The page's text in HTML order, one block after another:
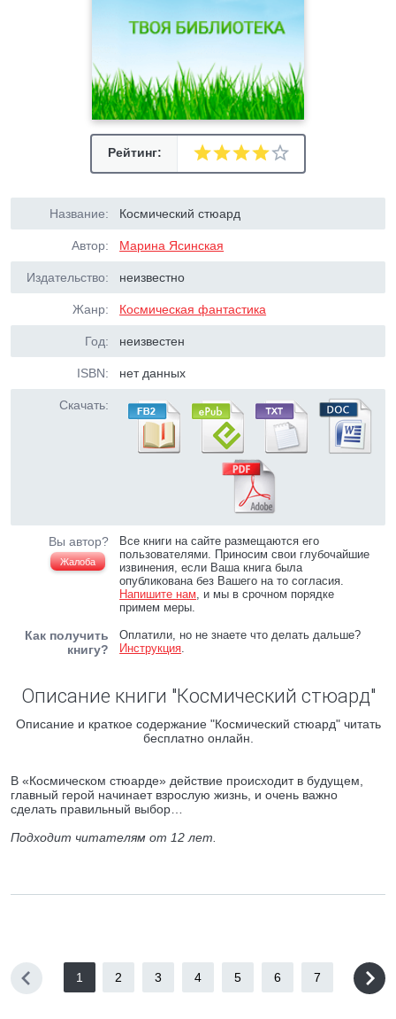
Рейтинг:
Название: Космический стюард
Автор: Марина Ясинская
Издательство: неизвестно
Жанр: Космическая фантастика
Год: неизвестен
ISBN: нет данных
Скачать:
Вы автор?
Жалоба
Все книги на сайте размещаются его
пользователями. Приносим свои глубочайшие
извинения, если Ваша книга была
опубликована без Вашего на то согласия.
Напишите нам, и мы в срочном порядке
примем меры.
Как получить
книгу?
Оплатили, но не знаете что делать дальше?
Инструкция.
Описание книги "Космический стюард"
Описание и краткое содержание "Космический стюард" читать
бесплатно онлайн.
В «Космическом стюарде» действие происходит в будущем,
главный герой начинает взрослую жизнь, и очень важно
сделать правильный выбор…
Подходит читателям от 12 лет.
1 2 3 4 5 6 7